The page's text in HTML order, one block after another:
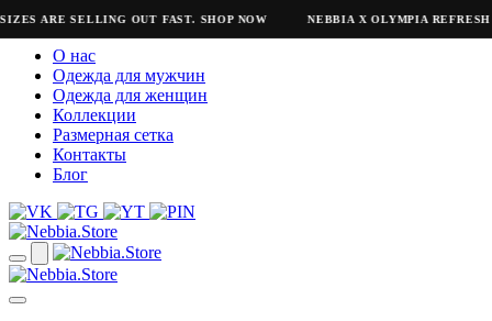
ARE SELLING OUT FAST. SHOP NOW NEBBIA X OLYMPIA REFRESH
О нас
Одежда для мужчин
Одежда для женщин
Коллекции
Размерная сетка
Контакты
Блог